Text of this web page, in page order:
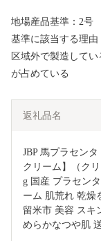
地場産品基準：2号
基準に該当する理由
区域外で製造して
が占めている
返礼品名
JBP 馬プラセン
クリーム】（ク
g 国産 プラセン
ーム 肌荒れ 乾燥
留米市 美容 スキ
めらかなつや肌